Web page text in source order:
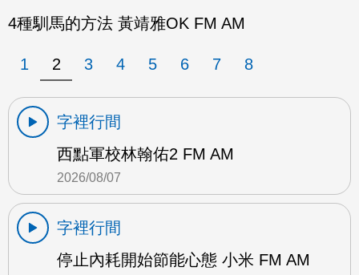
4種馴馬的方法 黃靖雅OK FM AM
1 2 3 4 5 6 7 8
字裡行間
西點軍校林翰佑2 FM AM
2026/08/07
字裡行間
停止內耗開始節能心態 小米 FM AM